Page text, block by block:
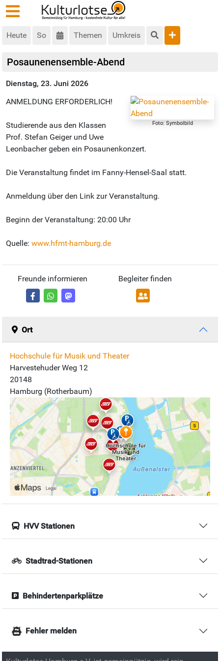
Heute So Themen Umkreis
Posaunenensemble-Abend
Dienstag, 23. Juni 2026
Foto: Symbolbild
ANMELDUNG ERFORDERLICH!
Studierende aus den Klassen
Prof. Stefan Geiger und Uwe
Leonbacher geben ein Posaunenkonzert.
Die Veranstaltung findet im Fanny-Hensel-Saal statt.
Anmeldung über den Link zur Veranstaltung.
Beginn der Veranstaltung: 20:00 Uhr
Quelle: www.hfmt-hamburg.de
Freunde informieren Begleiter finden
Ort
Hochschule für Musik und Theater
Harvestehuder Weg 12
20148
Hamburg (Rotherbaum)
HVV Stationen
Stadtrad-Stationen
Behindertenparkplätze
Fehler melden